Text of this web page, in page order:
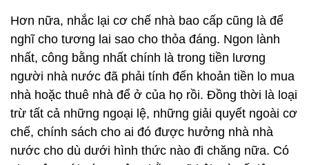
Hơn nữa, nhắc lại cơ chế nhà bao cấp cũng là để
nghĩ cho tương lai sao cho thỏa đáng. Ngon lành
nhất, công bằng nhất chính là trong tiền lương
người nhà nước đã phải tính đến khoản tiền lo mua
nhà hoặc thuê nhà để ở của họ rồi. Đồng thời là loại
trừ tất cả những ngoại lệ, những giải quyết ngoài cơ
chế, chính sách cho ai đó được hưởng nhà nhà
nước cho dù dưới hình thức nào đi chăng nữa. Có